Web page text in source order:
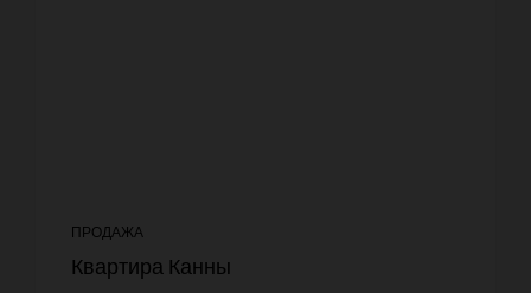
ПРОДАЖА
Квартира Канны